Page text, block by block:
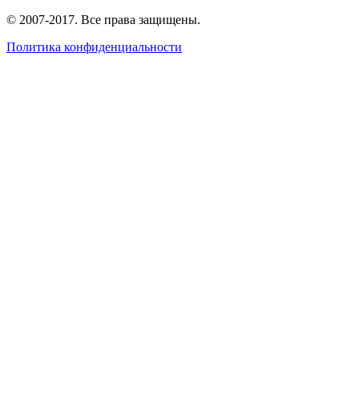
© 2007-2017. Все права защищены.
Политика конфиденциальности